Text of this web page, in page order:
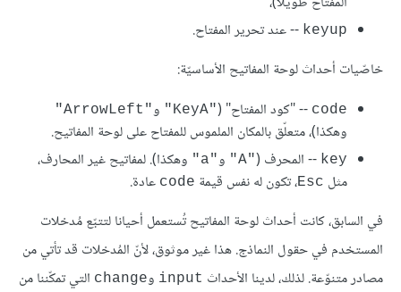
keyup -- عند تحرير المفتاح.
خاصّيات أحداث لوحة المفاتيح اﻷساسيّة:
code -- "كود المفتاح" ("KeyA" و"ArrowLeft"
وهكذا)، متعلّق بالمكان الملموس للمفتاح على لوحة المفاتيح.
key -- المحرف ("A" و"a"
وهكذا). لمفاتيح غير المحارف،
مثل Esc، تكون له نفس قيمة code عادة.
في السابق، كانت أحداث لوحة المفاتيح تُستعمل أحيانا لتتبّع مُدخلات
المستخدم في حقول النماذج. هذا غير موثوق، لأنّ المُدخلات قد تأتي من
مصادر متنوّعة. لذلك، لدينا الأحداث input وchange التي تمكّننا من